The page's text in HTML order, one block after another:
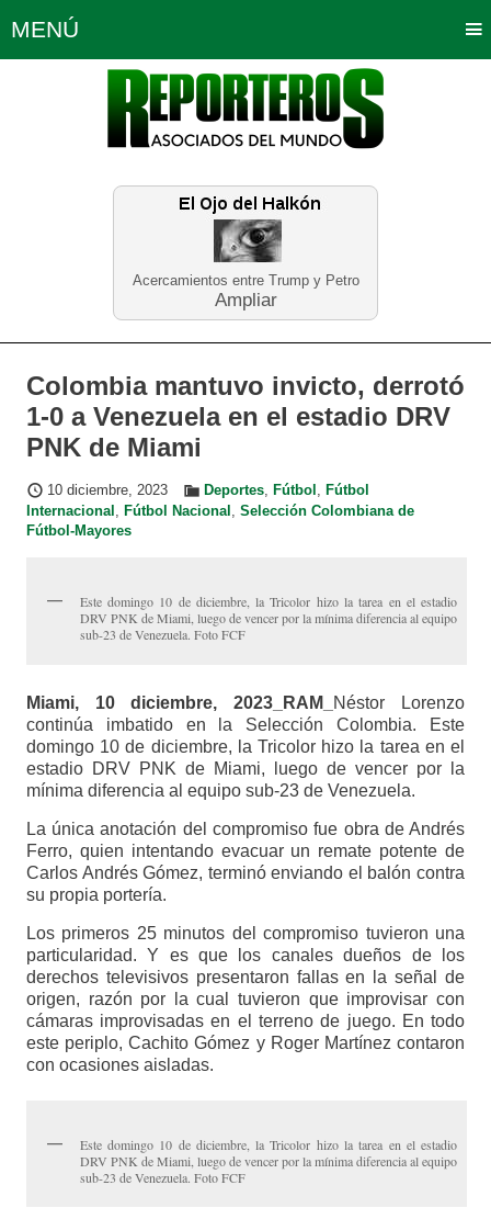
Acercamientos entre Trump y Petro
Ampliar
MENÚ
Política Opinión Bogotá
Planeta Tierra Deportes
Educación Neira
Colombia mantuvo invicto, derrotó
1-0 a Venezuela en el estadio DRV
PNK de Miami
10 diciembre, 2023 Deportes, Fútbol , Fútbol
Internacional , Fútbol Nacional , Selección Colombiana de
Fútbol-Mayores
Este domingo 10 de diciembre, la Tricolor hizo la tarea en el estadio
DRV PNK de Miami, luego de vencer por la mínima diferencia al equipo
sub-23 de Venezuela. Foto FCF
Miami, 10 diciembre, 2023_RAM_
Néstor Lorenzo
continúa imbatido en la Selección Colombia. Este
domingo 10 de diciembre, la Tricolor hizo la tarea en el
estadio DRV PNK de Miami, luego de vencer por la
mínima diferencia al equipo sub-23 de Venezuela.
La única anotación del compromiso fue obra de Andrés
Ferro, quien intentando evacuar un remate potente de
Carlos Andrés Gómez, terminó enviando el balón contra
su propia portería.
Los primeros 25 minutos del compromiso tuvieron una
particularidad. Y es que los canales dueños de los
derechos televisivos presentaron fallas en la señal de
origen, razón por la cual tuvieron que improvisar con
cámaras improvisadas en el terreno de juego. En todo
este periplo, Cachito Gómez y Roger Martínez contaron
con ocasiones aisladas.
Este domingo 10 de diciembre, la Tricolor hizo la tarea en el estadio
DRV PNK de Miami, luego de vencer por la mínima diferencia al equipo
sub-23 de Venezuela. Foto FCF